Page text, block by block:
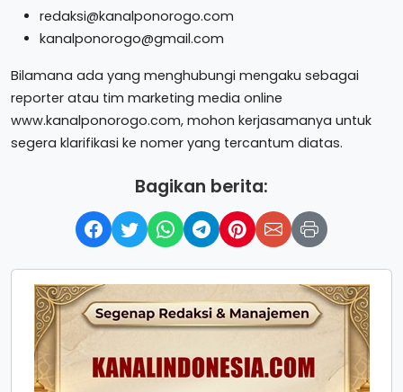
redaksi@kanalponorogo.com
kanalponorogo@gmail.com
Bilamana ada yang menghubungi mengaku sebagai
reporter atau tim marketing media online
www.kanalponorogo.com, mohon kerjasamanya untuk
segera klarifikasi ke nomer yang tercantum diatas.
Bagikan berita: